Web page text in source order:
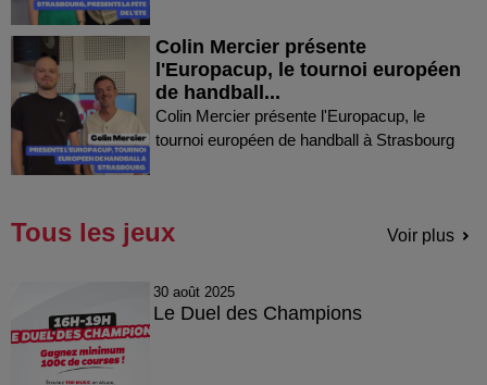
Colin Mercier présente
l'Europacup, le tournoi européen
de handball...
Colin Mercier présente l'Europacup, le
tournoi européen de handball à Strasbourg
Tous les jeux Voir plus
30 août 2025
Le Duel des Champions